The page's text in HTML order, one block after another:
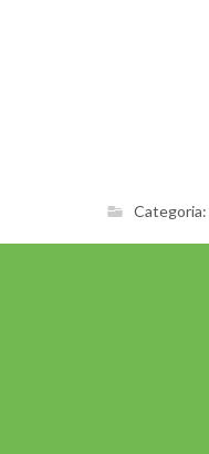
Categoria: